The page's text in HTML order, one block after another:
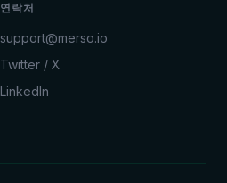
연락처
support@merso.io
Twitter / X
LinkedIn